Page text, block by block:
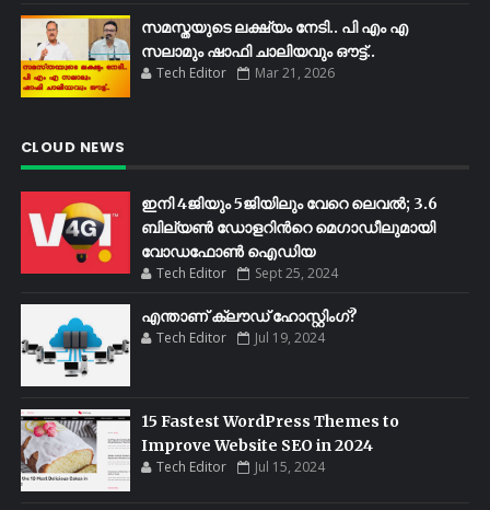
സമസ്തയുടെ ലക്ഷ്യം നേടി.. പി എം എ
സലാമും ഷാഫി ചാലിയവും ഔട്ട്..
Tech Editor Mar 21, 2026
CLOUD NEWS
ഇനി 4ജിയും 5ജിയിലും വേറെ ലെവൽ; 3.6
ബില്യണ്‍ ഡോളറിന്‍റെ മെഗാഡീലുമായി
വോഡഫോണ്‍ ഐഡിയ
Tech Editor Sept 25, 2024
എന്താണ് ക്ലൗഡ് ഹോസ്റ്റിംഗ്?
Tech Editor Jul 19, 2024
15 Fastest WordPress Themes to
Improve Website SEO in 2024
Tech Editor Jul 15, 2024